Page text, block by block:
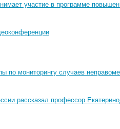
участие в программе
по мониторингу случаев
рассказал профессор